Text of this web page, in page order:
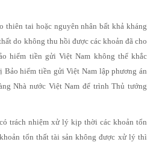
thiên tai hoặc nguyên nhân bất khả kháng
do không thu hồi được các khoản đã cho
hiểm tiền gửi Việt Nam không thể khắc
hiểm tiền gửi Việt Nam lập phương án
Nhà nước Việt Nam để trình Thủ tướng
trách nhiệm xử lý kịp thời các khoản tổn
tổn thất tài sản không được xử lý thì